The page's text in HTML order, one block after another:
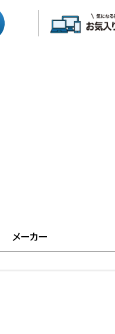
メーカー